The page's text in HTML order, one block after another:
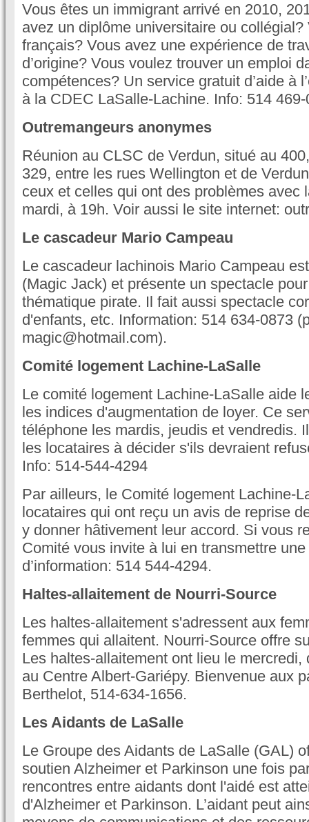
Vous êtes un immigrant arrivé en 2010,
avez un diplôme universitaire ou collégial?
français? Vous avez une expérience de
d’origine? Vous voulez trouver un emploi
compétences? Un service gratuit d’aide à
à la CDEC LaSalle-Lachine. Info: 514
Outremangeurs anonymes
Réunion au CLSC de Verdun, situé au
329, entre les rues Wellington et de
ceux et celles qui ont des problèmes avec
mardi, à 19h. Voir aussi le site internet:
Le cascadeur Mario Campeau
Le cascadeur lachinois Mario Campeau
(Magic Jack) et présente un spectacle
thématique pirate. Il fait aussi spectacle
d'enfants, etc. Information: 514 634-0873
magic@hotmail.com).
Comité logement Lachine-LaSalle
Le comité logement Lachine-LaSalle aide
les indices d'augmentation de loyer. Ce
téléphone les mardis, jeudis et vendredis.
les locataires à décider s'ils devraient
Info: 514-544-4294
Par ailleurs, le Comité logement Lachine-
locataires qui ont reçu un avis de reprise
y donner hâtivement leur accord. Si vous
Comité vous invite à lui en transmettre
d’information: 514 544-4294.
Haltes-allaitement de Nourri-Source
Les haltes-allaitement s'adressent aux
femmes qui allaitent. Nourri-Source offre
Les haltes-allaitement ont lieu le mercredi,
au Centre Albert-Gariépy. Bienvenue aux
Berthelot, 514-634-1656.
Les Aidants de LaSalle
Le Groupe des Aidants de LaSalle (GAL)
soutien Alzheimer et Parkinson une fois
rencontres entre aidants dont l'aidé est
d'Alzheimer et Parkinson. L’aidant peut